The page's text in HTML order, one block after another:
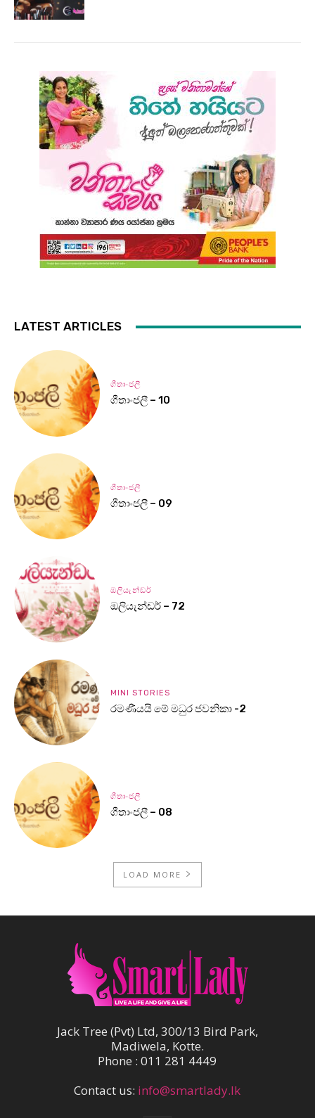
LATEST ARTICLES
ගීතාංජලී
ගීතාංජලී – 10
ගීතාංජලී
ගීතාංජලී – 09
ඔලියැන්ඩර්
ඔලියැන්ඩර් – 72
MINI STORIES
රමණීයයි මේ මධුර ජවනිකා -2
ගීතාංජලී
ගීතාංජලී – 08
LOAD MORE
Jack Tree (Pvt) Ltd, 300/13 Bird Park,
Madiwela, Kotte.
Phone : 011 281 4449
Contact us: info@smartlady.lk